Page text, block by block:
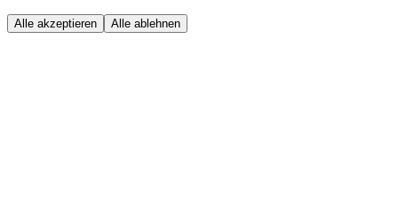
Alle akzeptieren Alle ablehnen